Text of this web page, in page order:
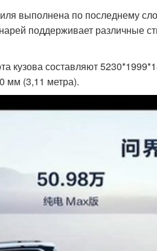
выполнена по последнему
поддерживает различные
кузова составляют
мм (3,11 метра).